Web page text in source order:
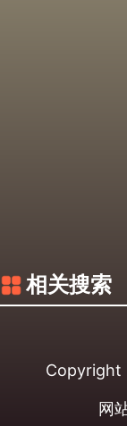
相关搜索
网